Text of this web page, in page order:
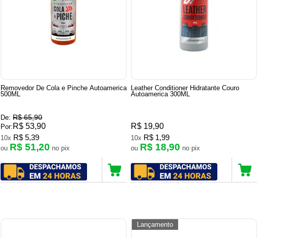
Removedor De Cola e Pinche Autoamerica
500ML
De: R$ 65,90
Por: R$ 53,90
10x R$ 5,39
ou R$ 51,20 no pix
Leather Conditioner Hidratante Couro
Autoamerica 300ML
R$ 19,90
10x R$ 1,99
ou R$ 18,90 no pix
Lançamento